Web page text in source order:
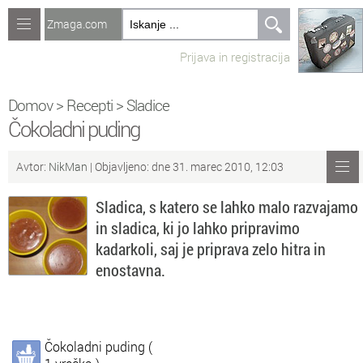
Računalništvo
Recepti
Naredi sam
Forum
Preverjanje znanja
Sv Sveže teme na forumu
Zmaga.com
Prijava in registracija
Domov> Recepti > Sladice
Čokoladni puding
Avtor: NikMan | Objavljeno: dne 31. marec 2010, 12:03
Sladica, s katero se lahko malo razvajamo
in sladica, ki jo lahko pripravimo
kadarkoli, saj je priprava zelo hitra in
enostavna.
Čokoladni puding (